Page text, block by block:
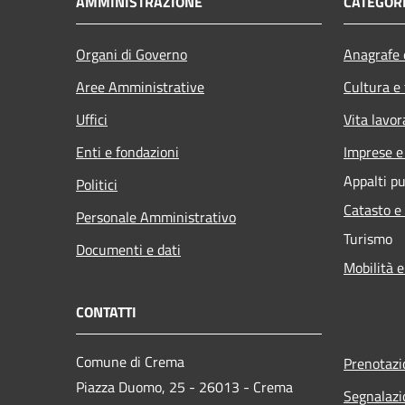
Organi di Governo
Aree Amministrative
Uffici
Enti e fondazioni
Politici
Personale Amministrativo
Documenti e dati
Cultura
Vita
Imprese
Appalti
Catasto
Turismo
Mobilità
CONTATTI
Comune di Crema
Piazza Duomo, 25 - 26013 - Crema